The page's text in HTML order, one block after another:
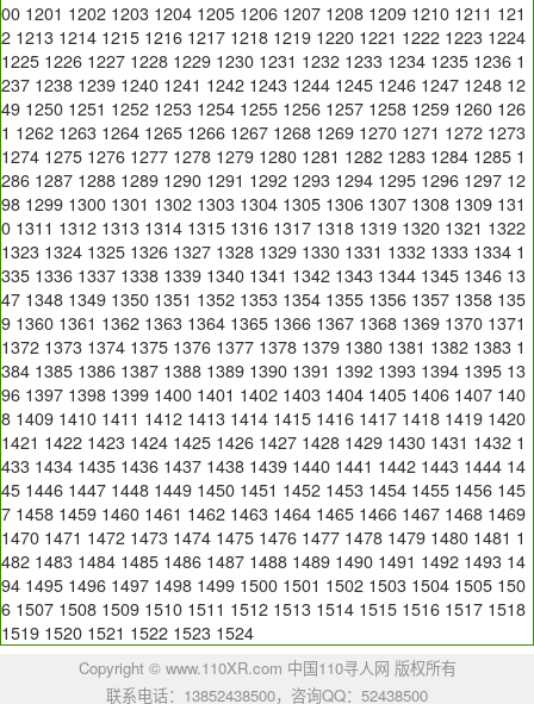
00 1201 1202 1203 1204 1205 1206 1207 1208 1209 1210 1211 121
2 1213 1214 1215 1216 1217 1218 1219 1220 1221 1222 1223 1224
1225 1226 1227 1228 1229 1230 1231 1232 1233 1234 1235 1236 1
237 1238 1239 1240 1241 1242 1243 1244 1245 1246 1247 1248 12
49 1250 1251 1252 1253 1254 1255 1256 1257 1258 1259 1260 126
1 1262 1263 1264 1265 1266 1267 1268 1269 1270 1271 1272 1273
1274 1275 1276 1277 1278 1279 1280 1281 1282 1283 1284 1285 1
286 1287 1288 1289 1290 1291 1292 1293 1294 1295 1296 1297 12
98 1299 1300 1301 1302 1303 1304 1305 1306 1307 1308 1309 131
0 1311 1312 1313 1314 1315 1316 1317 1318 1319 1320 1321 1322
1323 1324 1325 1326 1327 1328 1329 1330 1331 1332 1333 1334 1
335 1336 1337 1338 1339 1340 1341 1342 1343 1344 1345 1346 13
47 1348 1349 1350 1351 1352 1353 1354 1355 1356 1357 1358 135
9 1360 1361 1362 1363 1364 1365 1366 1367 1368 1369 1370 1371
1372 1373 1374 1375 1376 1377 1378 1379 1380 1381 1382 1383 1
384 1385 1386 1387 1388 1389 1390 1391 1392 1393 1394 1395 13
96 1397 1398 1399 1400 1401 1402 1403 1404 1405 1406 1407 140
8 1409 1410 1411 1412 1413 1414 1415 1416 1417 1418 1419 1420
1421 1422 1423 1424 1425 1426 1427 1428 1429 1430 1431 1432 1
433 1434 1435 1436 1437 1438 1439 1440 1441 1442 1443 1444 14
45 1446 1447 1448 1449 1450 1451 1452 1453 1454 1455 1456 145
7 1458 1459 1460 1461 1462 1463 1464 1465 1466 1467 1468 1469
1470 1471 1472 1473 1474 1475 1476 1477 1478 1479 1480 1481 1
482 1483 1484 1485 1486 1487 1488 1489 1490 1491 1492 1493 14
94 1495 1496 1497 1498 1499 1500 1501 1502 1503 1504 1505 150
6 1507 1508 1509 1510 1511 1512 1513 1514 1515 1516 1517 1518
1519 1520 1521 1522 1523 1524
Copyright © www.110XR.com 中国110寻人网 版权所有
联系电话：13852438500，咨询QQ： 52438500